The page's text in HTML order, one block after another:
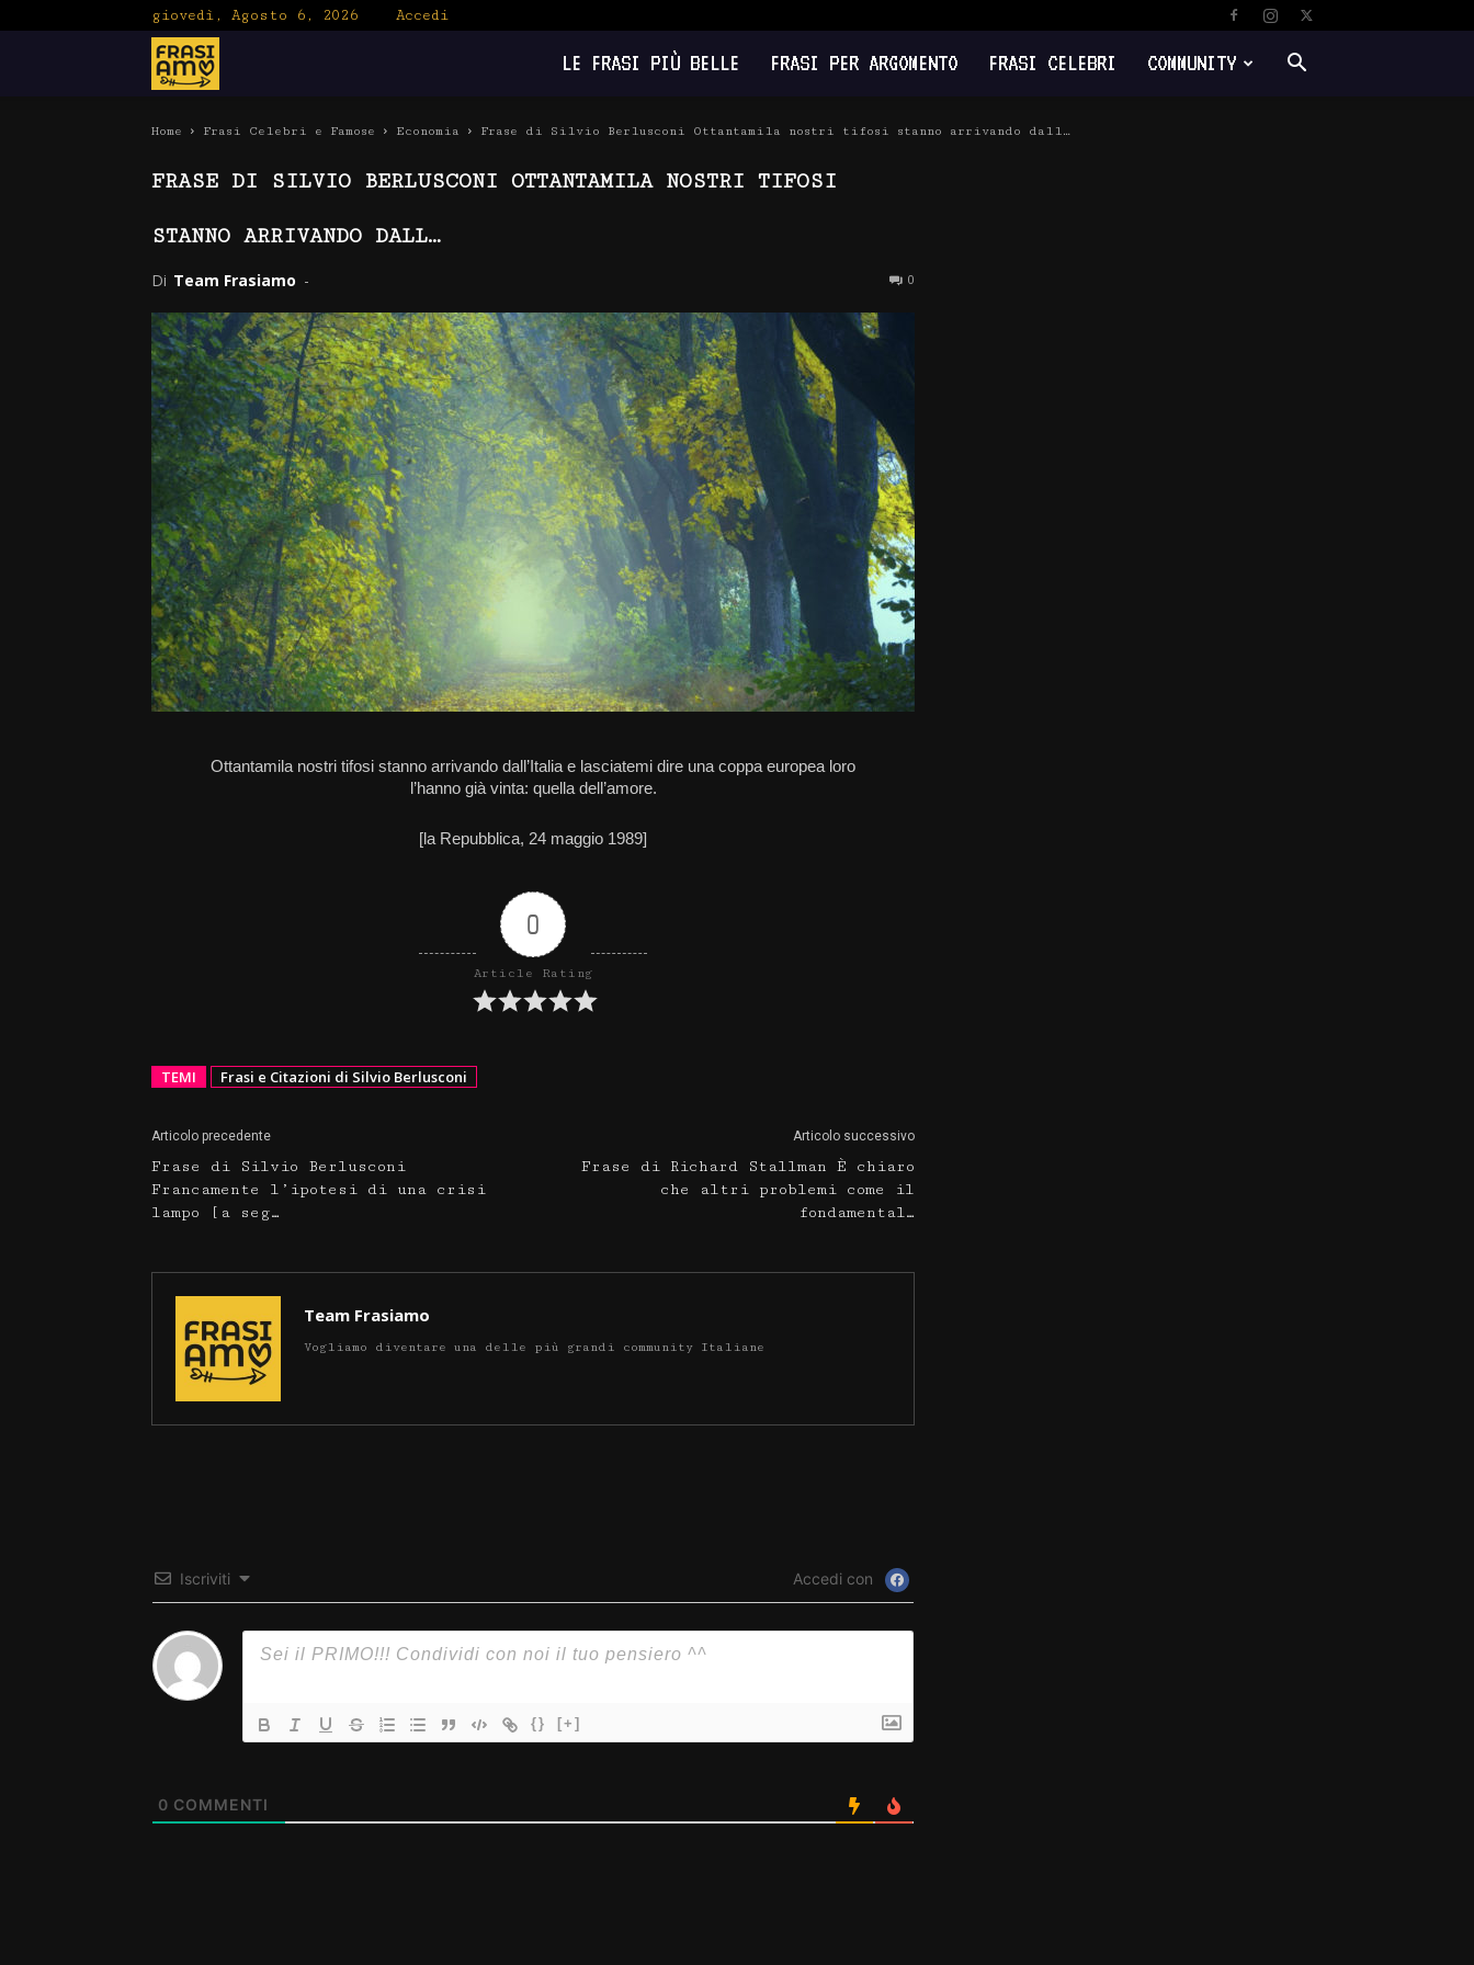
giovedì, Agosto 6, 2026 Accedi
LE FRASI PIÙ BELLE FRASI PER ARGOMENTO FRASI CELEBRI COMMUNITY
Home Frasi Celebri e Famose Economia Frase di Silvio Berlusconi Ottantamila nostri tifosi stanno arrivando dall…
FRASE DI SILVIO BERLUSCONI OTTANTAMILA NOSTRI TIFOSI
STANNO ARRIVANDO DALL…
Di Team Frasiamo - 0
Ottantamila nostri tifosi stanno arrivando dall’Italia e lasciatemi dire una coppa europea loro
l’hanno già vinta: quella dell’amore.
[la Repubblica, 24 maggio 1989]
0
Article Rating
TEMI Frasi e Citazioni di Silvio Berlusconi
Articolo precedente
Frase di Silvio Berlusconi
Francamente l’ipotesi di una crisi
lampo [a seg…
Articolo successivo
Frase di Richard Stallman È chiaro
che altri problemi come il
fondamental…
Team Frasiamo
Vogliamo diventare una delle più grandi community Italiane
Iscriviti Accedi con
{} [+]
0 COMMENTI